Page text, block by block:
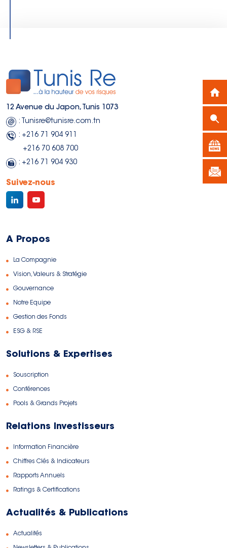
12 Avenue du Japon, Tunis 1073
: Tunisre@tunisre.com.tn
: +216 71 904 911
+216 70 608 700
: +216 71 904 930
Suivez-nous
A Propos
La Compagnie
Vision, Valeurs & Stratégie
Gouvernance
Notre Equipe
Gestion des Fonds
ESG & RSE
Solutions & Expertises
Souscription
Conférences
Pools & Grands Projets
Relations Investisseurs
Information Financière
Chiffres Clés & Indicateurs
Rapports Annuels
Ratings & Certifications
Actualités & Publications
Actualités